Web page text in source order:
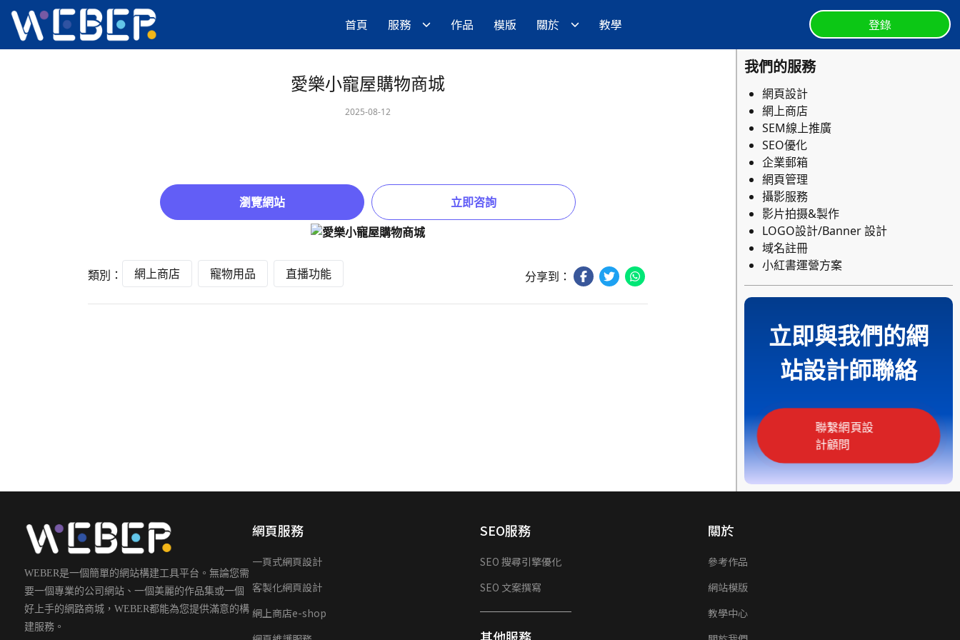
首頁 服務 作品 模版 關於 教學 登錄
愛樂小寵屋購物商城
2025-08-12
瀏覽網站 立即咨詢
類別： 網上商店 寵物用品 直播功能 分享到：
我們的服務
網頁設計
網上商店
SEM線上推廣
SEO優化
企業郵箱
網頁管理
攝影服務
影片拍摄&製作
LOGO設計/Banner 設計
域名註冊
小紅書運營方案
立即與我們的網
站設計師聯絡
聯繫網頁設
計顧問
WEBER是一個簡單的網站構建工具平台。無論您需
要一個專業的公司網站、一個美麗的作品集或一個
好上手的網路商城，WEBER都能為您提供滿意的構
建服務。
網頁服務
一頁式網頁設計
客製化網頁設計
網上商店e-shop
SEO服務
SEO 搜尋引擎優化
SEO 文案撰寫
其他服務
關於
參考作品
網站模版
教學中心